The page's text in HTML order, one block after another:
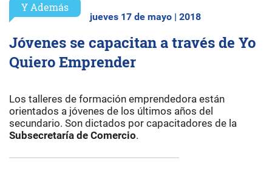
Y Además
jueves 17 de mayo | 2018
Jóvenes se capacitan a través de Yo
Quiero Emprender
Los talleres de formación emprendedora están
orientados a jóvenes de los últimos años del
secundario. Son dictados por capacitadores de la
Subsecretaría de Comercio.